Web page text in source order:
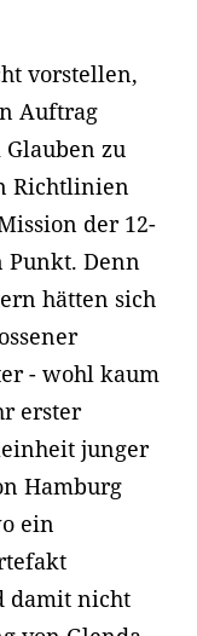
vorstellen,
Auftrag
zu
Richtlinien
der 12-
Punkt. Denn
hätten sich
- wohl kaum
erster
junger
Hamburg
ein
damit nicht